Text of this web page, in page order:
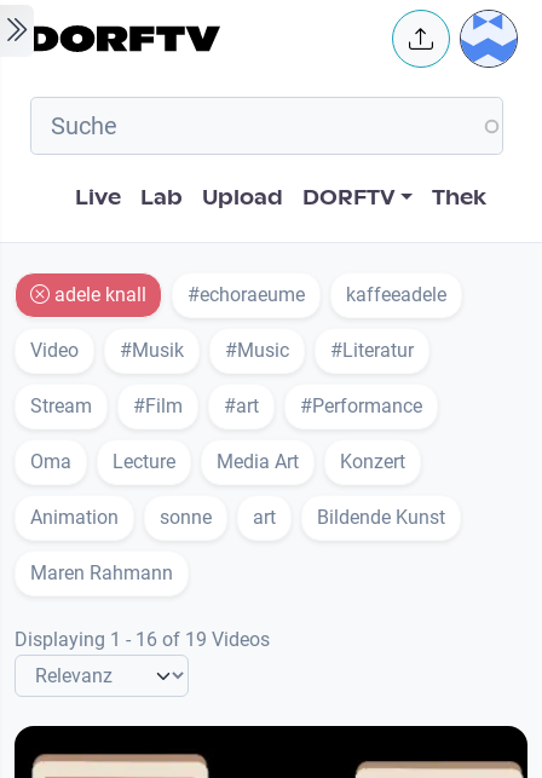
Skip to main content User
Hauptnavigation
Live Lab Upload DORFTV Thek
adele knall #echoraeume kaffeeadele
Video #Musik #Music #Literatur
Stream #Film #art #Performance
Oma Lecture Media Art Konzert
Animation sonne art Bildende Kunst
Maren Rahmann
Displaying 1 - 16 of 19 Videos